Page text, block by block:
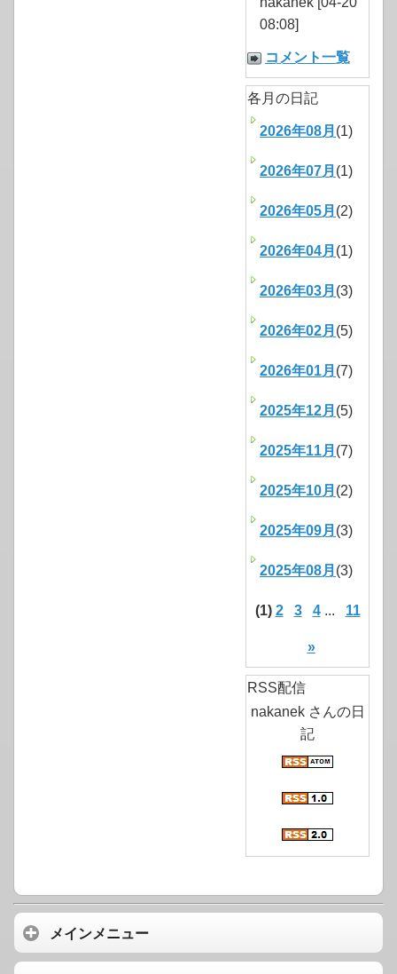
08:08]
コメント一覧
各月の日記
2026年08月 (1)
2026年07月 (1)
2026年05月 (2)
2026年04月 (1)
2026年03月 (3)
2026年02月 (5)
2026年01月 (7)
2025年12月 (5)
2025年11月 (7)
2025年10月 (2)
2025年09月 (3)
2025年08月 (3)
(1) 2 3 4... 11
»
RSS配信
nakanek さんの日
記
メインメニュー